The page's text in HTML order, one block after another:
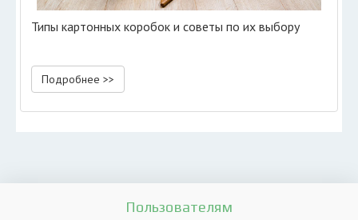
Типы картонных коробок и советы по их выбору
Подробнее >>
Пользователям